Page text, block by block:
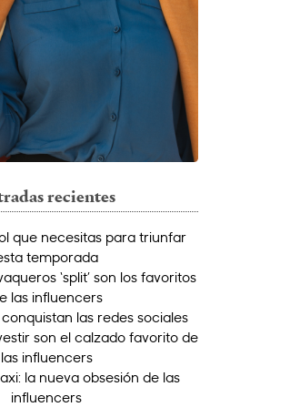
recientes
que necesitas para triunfar
temporada
‘split’ son los favoritos
las influencers
las redes sociales
son el calzado favorito de
las influencers
la nueva obsesión de las
influencers